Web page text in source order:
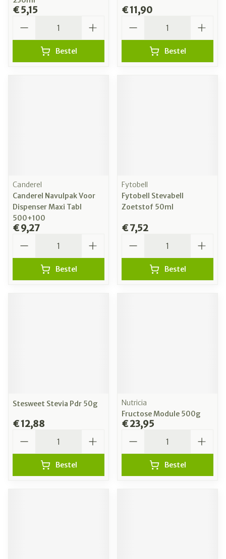
€ 5,15
Bestel
€ 11,90
Bestel
Canderel
Canderel Navulpak Voor
Dispenser Maxi Tabl
500+100
€ 9,27
Bestel
Fytobell
Fytobell Stevabell
Zoetstof 50ml
€ 7,52
Bestel
Stesweet Stevia Pdr 50g
€ 12,88
Bestel
Nutricia
Fructose Module 500g
€ 23,95
Bestel